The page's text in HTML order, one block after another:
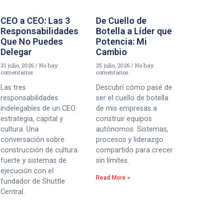
CEO a CEO: Las 3
Responsabilidades
Que No Puedes
Delegar
31 julio, 2026
No hay
comentarios
Las tres
responsabilidades
indelegables de un CEO:
estrategia, capital y
cultura. Una
conversación sobre
construcción de cultura
fuerte y sistemas de
ejecución con el
fundador de Shuttle
Central.
De Cuello de
Botella a Líder que
Potencia: Mi
Cambio
25 julio, 2026 No hay
comentarios
Descubrí cómo pasé de
ser el cuello de botella
de mis empresas a
construir equipos
autónomos. Sistemas,
procesos y liderazgo
compartido para crecer
sin límites.
Read More »